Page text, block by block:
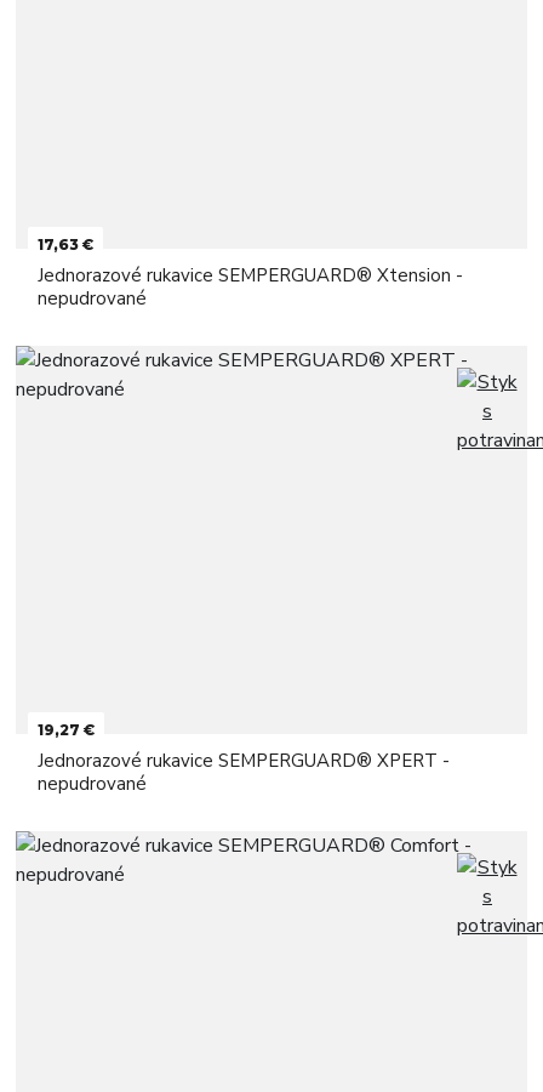
17,63 €
Jednorazové rukavice SEMPERGUARD® Xtension -
nepudrované
19,27 €
Jednorazové rukavice SEMPERGUARD® XPERT -
nepudrované